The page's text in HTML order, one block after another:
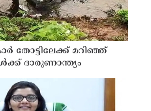
തോട്ടിലേക്ക് മറിഞ്ഞ്
ദാരുണാന്ത്യം